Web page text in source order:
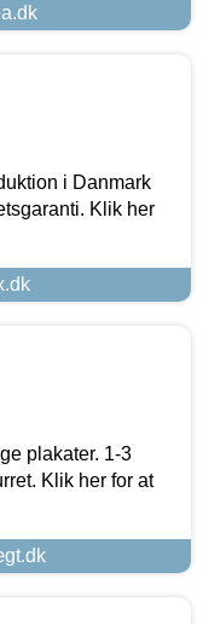
i Danmark
Klik her
plakater. 1-3
Klik her for at